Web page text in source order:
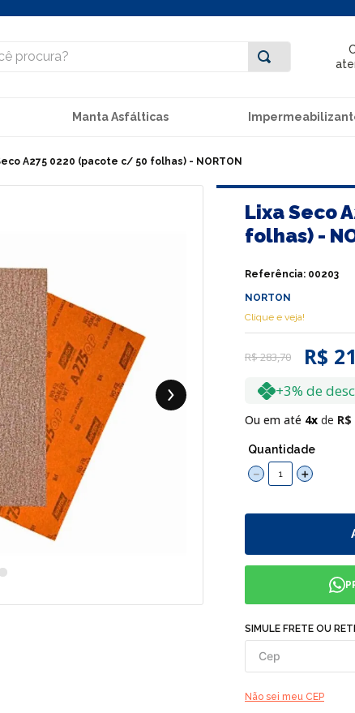
Manta Asfálticas
A275 0220 (pacote c/ 50 folhas) - NORTON
Lixa Seco
folhas) -
Referência: 00203
NORTON
Clique e veja!
R$283,70 R$
+3% de
Ou em até 4 R$
Quantidade
＋
－
SIMULE FRETE OU
Não sei meu CEP